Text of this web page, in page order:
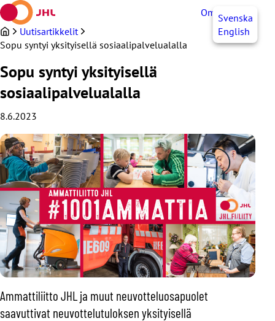
Siirry
sisältöön
OmaJHLSvenska
English
Uutisartikkelit
Sopu syntyi yksityisellä sosiaalipalvelualalla
Sopu syntyi yksityisellä
sosiaalipalvelualalla
8.6.2023
Ammattiliitto JHL ja muut neuvotteluosapuolet
saavuttivat neuvottelutuloksen yksityisellä